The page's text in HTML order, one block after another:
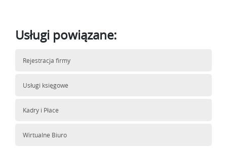
Usługi powiązane:
Rejestracja firmy
Usługi księgowe
Kadry i Płace
Wirtualne Biuro